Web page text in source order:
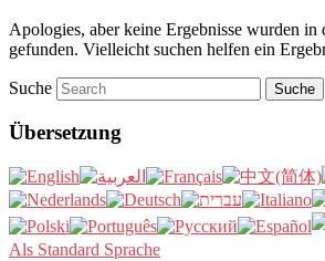
Apologies, aber keine Ergebnisse wurden in
gefunden. Vielleicht suchen helfen ein
Suche
Übersetzung
Als Standard Sprache